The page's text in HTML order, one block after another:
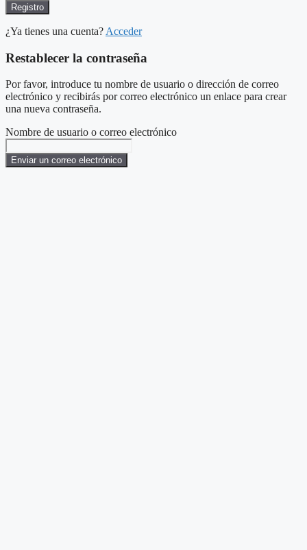
Registro
¿Ya tienes una cuenta? Acceder
Restablecer la contraseña
Por favor, introduce tu nombre de usuario o dirección de correo
electrónico y recibirás por correo electrónico un enlace para crear
una nueva contraseña.
Nombre de usuario o correo electrónico
Enviar un correo electrónico